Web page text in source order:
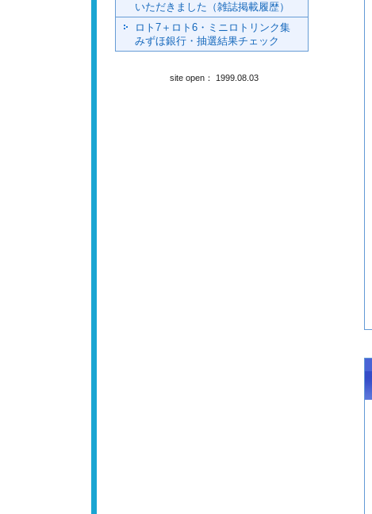
いただきました（雑誌掲載履歴）
ロト7＋ロト6・ミニロトリンク集
みずほ銀行・抽選結果チェック
site open： 1999.08.03